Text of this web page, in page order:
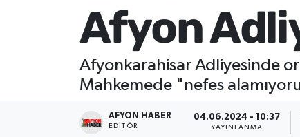
Afyon
Afyonkarahisar Adliyesinde
Mahkemede "nefes
AFYON HABER
EDITÖR
04.06.2024 - 10:37
YAYINLANMA
Sivil Toplum
Ekonomi